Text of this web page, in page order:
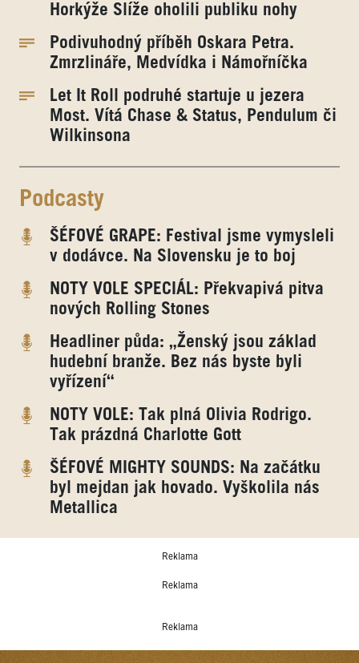
Horkýže Slíže oholili publiku nohy
Podivuhodný příběh Oskara Petra.
Zmrzlináře, Medvídka i Námořníčka
Let It Roll podruhé startuje u jezera
Most. Vítá Chase & Status, Pendulum či
Wilkinsona
Podcasty
ŠÉFOVÉ GRAPE: Festival jsme vymysleli
v dodávce. Na Slovensku je to boj
NOTY VOLE SPECIÁL: Překvapivá pitva
nových Rolling Stones
Headliner půda: „Ženský jsou základ
hudební branže. Bez nás byste byli
vyřízení“
NOTY VOLE: Tak plná Olivia Rodrigo.
Tak prázdná Charlotte Gott
ŠÉFOVÉ MIGHTY SOUNDS: Na začátku
byl mejdan jak hovado. Vyškolila nás
Metallica
Reklama
Reklama
Reklama